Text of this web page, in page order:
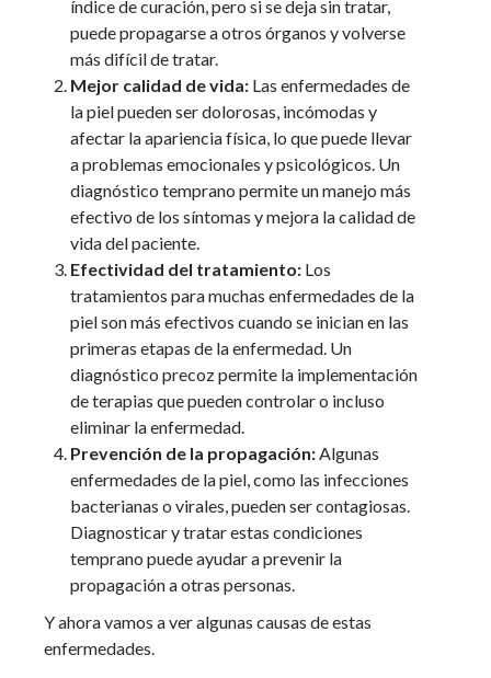
índice de curación, pero si se deja sin tratar,
puede propagarse a otros órganos y volverse
más difícil de tratar.
Mejor calidad de vida: Las enfermedades de
la piel pueden ser dolorosas, incómodas y
afectar la apariencia física, lo que puede llevar
a problemas emocionales y psicológicos. Un
diagnóstico temprano permite un manejo más
efectivo de los síntomas y mejora la calidad de
vida del paciente.
Efectividad del tratamiento: Los
tratamientos para muchas enfermedades de la
piel son más efectivos cuando se inician en las
primeras etapas de la enfermedad. Un
diagnóstico precoz permite la implementación
de terapias que pueden controlar o incluso
eliminar la enfermedad.
Prevención de la propagación:Algunas
enfermedades de la piel, como las infecciones
bacterianas o virales, pueden ser contagiosas.
Diagnosticar y tratar estas condiciones
temprano puede ayudar a prevenir la
propagación a otras personas.
Y ahora vamos a ver algunas causas de estas
enfermedades.